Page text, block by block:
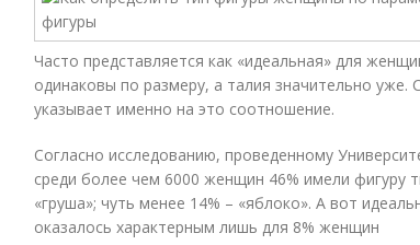
Часто представляется как «идеальная» для
одинаковы по размеру, а талия значительно уже.
указывает именно на это соотношение.
Согласно исследованию, проведенному
среди более чем 6000 женщин 46% имели фигуру
«груша»; чуть менее 14% – «яблоко». А вот
оказалось характерным лишь для 8% женщин